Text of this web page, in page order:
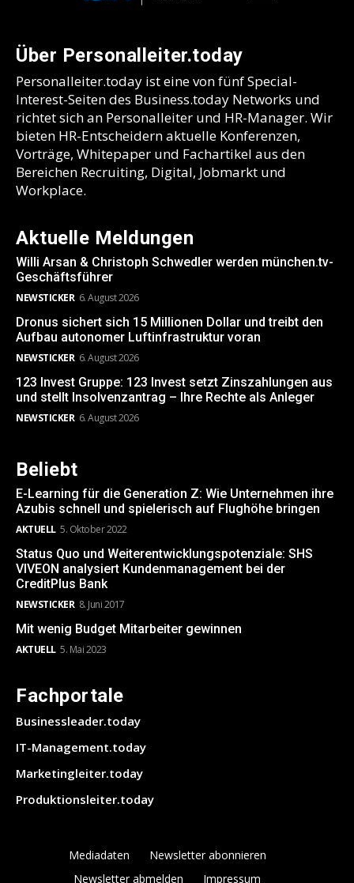
Über Personalleiter.today
Personalleiter.today ist eine von fünf Special-
Interest-Seiten des Business.today Networks und
richtet sich an Personalleiter und HR-Manager. Wir
bieten HR-Entscheidern aktuelle Konferenzen,
Vorträge, Whitepaper und Fachartikel aus den
Bereichen Recruiting, Digital, Jobmarkt und
Workplace.
Aktuelle Meldungen
Willi Arsan & Christoph Schwedler werden münchen.tv-
Geschäftsführer
NEWSTICKER 6. August 2026
Dronus sichert sich 15 Millionen Dollar und treibt den
Aufbau autonomer Luftinfrastruktur voran
NEWSTICKER 6. August 2026
123 Invest Gruppe: 123 Invest setzt Zinszahlungen aus
und stellt Insolvenzantrag – Ihre Rechte als Anleger
NEWSTICKER 6. August 2026
Beliebt
E-Learning für die Generation Z: Wie Unternehmen ihre
Azubis schnell und spielerisch auf Flughöhe bringen
AKTUELL 5. Oktober 2022
Status Quo und Weiterentwicklungspotenziale: SHS
VIVEON analysiert Kundenmanagement bei der
CreditPlus Bank
NEWSTICKER 8. Juni 2017
Mit wenig Budget Mitarbeiter gewinnen
AKTUELL 5. Mai 2023
Fachportale
Businessleader.today
IT-Management.today
Marketingleiter.today
Produktionsleiter.today
Mediadaten
Newsletter abonnieren
Newsletter abmelden
Impressum